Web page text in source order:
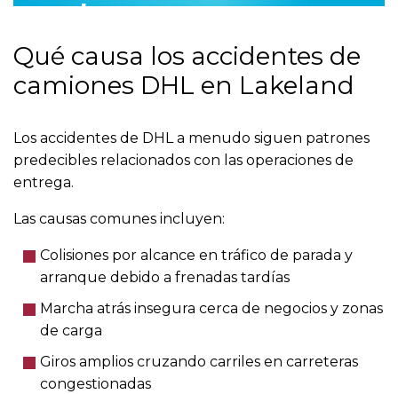
Qué causa los accidentes de
camiones DHL en Lakeland
Los accidentes de DHL a menudo siguen patrones
predecibles relacionados con las operaciones de
entrega.
Las causas comunes incluyen:
Colisiones por alcance en tráfico de parada y
arranque debido a frenadas tardías
Marcha atrás insegura cerca de negocios y zonas
de carga
Giros amplios cruzando carriles en carreteras
congestionadas